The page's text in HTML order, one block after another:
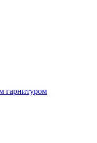
гарнитуром